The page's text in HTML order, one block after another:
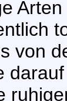
von